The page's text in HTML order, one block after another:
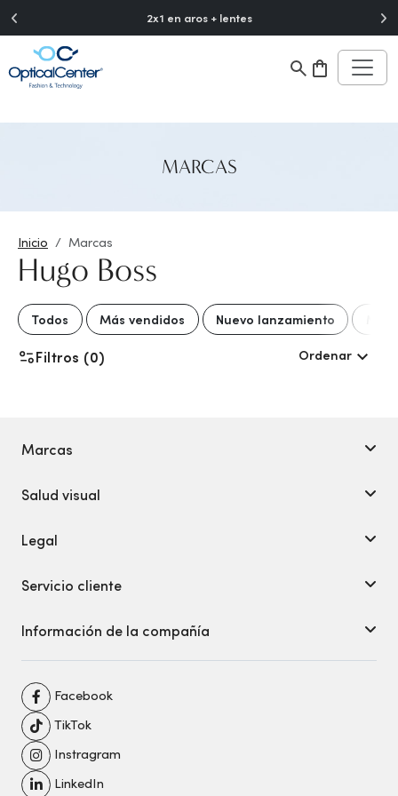
2x1 en aros + lentes
MARCAS
Inicio Marcas
Hugo Boss
Todos Más vendidos Nuevo lanzamiento
Filtros (0) Ordenar
Marcas
Salud visual
Legal
Servicio cliente
Información de la compañía
Facebook
TikTok
Instragram
LinkedIn